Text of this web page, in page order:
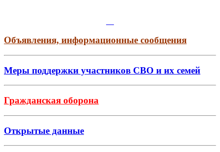
Объявления, информационные сообщения
Меры поддержки участников СВО и их семей
Гражданская оборона
Открытые данные